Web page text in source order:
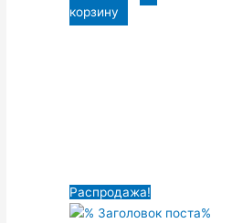
корзину
Распродажа!Первоначальная
цена
цена: